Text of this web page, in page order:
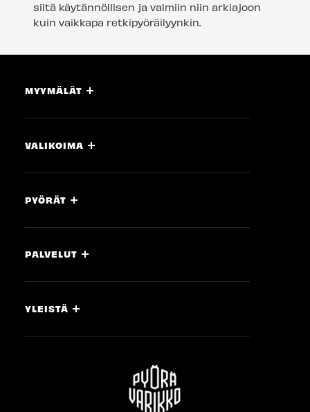
siitä käytännöllisen ja valmiin niin arkiajoon
kuin vaikkapa retkipyöräilyynkin.
MYYMÄLÄT
VALIKOIMA
PYÖRÄT
PALVELUT
YLEISTÄ